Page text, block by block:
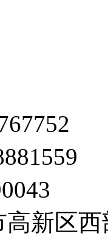
新区西